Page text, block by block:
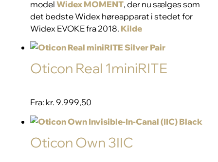
modelWidex MOMENT, der nu sælges som
det bedste Widex høreapparat i stedet for
Widex EVOKE fra 2018. Kilde
Oticon Real 1miniRITE
Fra: kr. 9.999,50
Oticon Own 3IIC